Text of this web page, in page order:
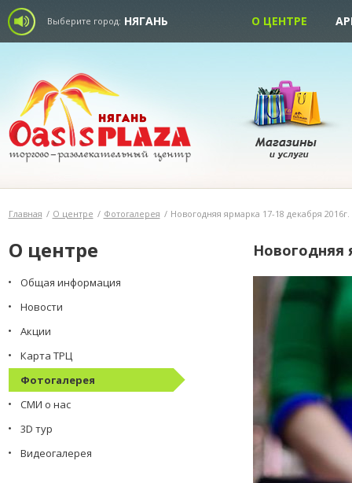
Выберите город: НЯГАНЬ О ЦЕНТРЕ
Главная / О центре / Фотогалерея / Новогодняя ярмарка 17-18 декабря 2016г.
О центре
Общая информация
Новости
Акции
Карта ТРЦ
Фотогалерея
СМИ о нас
3D тур
Видеогалерея
Новогодняя